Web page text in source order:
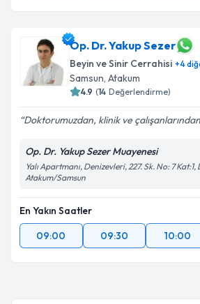
Op. Dr. Yakup Sezer
Beyin ve Sinir Cerrahisi +4
Samsun, Atakum
4.9 (14 Değerlendirme)
Doktorumuzdan, klinik ve
Op. Dr. Yakup Sezer Muayenesi
Yalı Apartmanı, Denizevleri, 227. Sk. No: 7
Atakum/Samsun
En Yakın Saatler
09:00
09:30 10:00